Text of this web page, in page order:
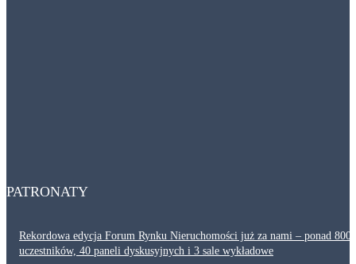
PATRONATY
Rekordowa edycja Forum Rynku Nieruchomości już za nami – ponad 800
uczestników, 40 paneli dyskusyjnych i 3 sale wykładowe